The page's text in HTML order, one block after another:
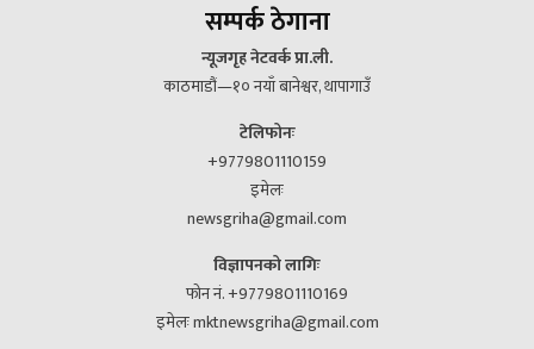
सम्पर्क ठेगाना
न्यूजगृह नेटवर्क प्रा.ली.
काठमाडौं—१० नयाँ बानेश्वर, थापागाउँ
टेलिफोनः
+9779801110159
इमेलः
newsgriha@gmail.com
विज्ञापनको लागिः
फोन नं. +9779801110169
इमेलः mktnewsgriha@gmail.com